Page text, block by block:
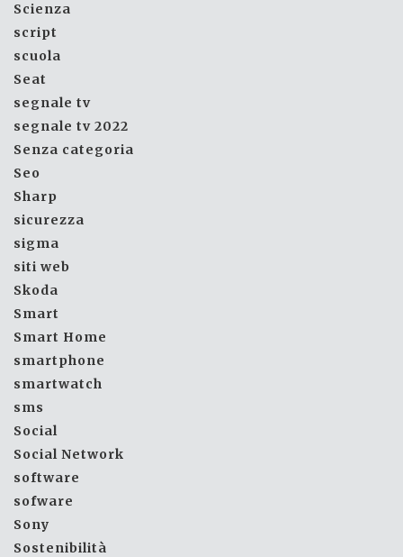
Scienza
script
scuola
Seat
segnale tv
segnale tv 2022
Senza categoria
Seo
Sharp
sicurezza
sigma
siti web
Skoda
Smart
Smart Home
smartphone
smartwatch
sms
Social
Social Network
software
sofware
Sony
Sostenibilità